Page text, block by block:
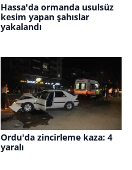
Hassa'da ormanda usulsüz
kesim yapan şahıslar
yakalandı
Ordu'da zincirleme kaza: 4
yaralı